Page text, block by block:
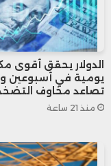
ويتوقع “نينج
“نومورا” في
سيكون أفضل
تراجعها 5% هذا العام
الدولار يحقق أقوى
يومية في أسبوعين
تصاعد مخاوف
منذ 21 ساعة